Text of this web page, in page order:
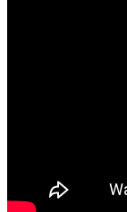
於無色立為虛
除法我，無戲論